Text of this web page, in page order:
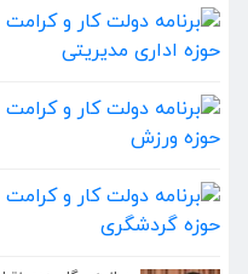
برنامه دولت کار و کرامت در حوزه
مهر 26, 1398